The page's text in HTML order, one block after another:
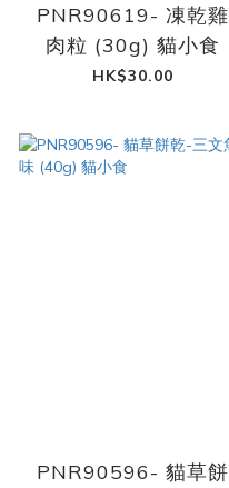
PNR90619- 凍乾雞
肉粒 (30g) 貓小食
HK$30.00
PNR90596- 貓草餅